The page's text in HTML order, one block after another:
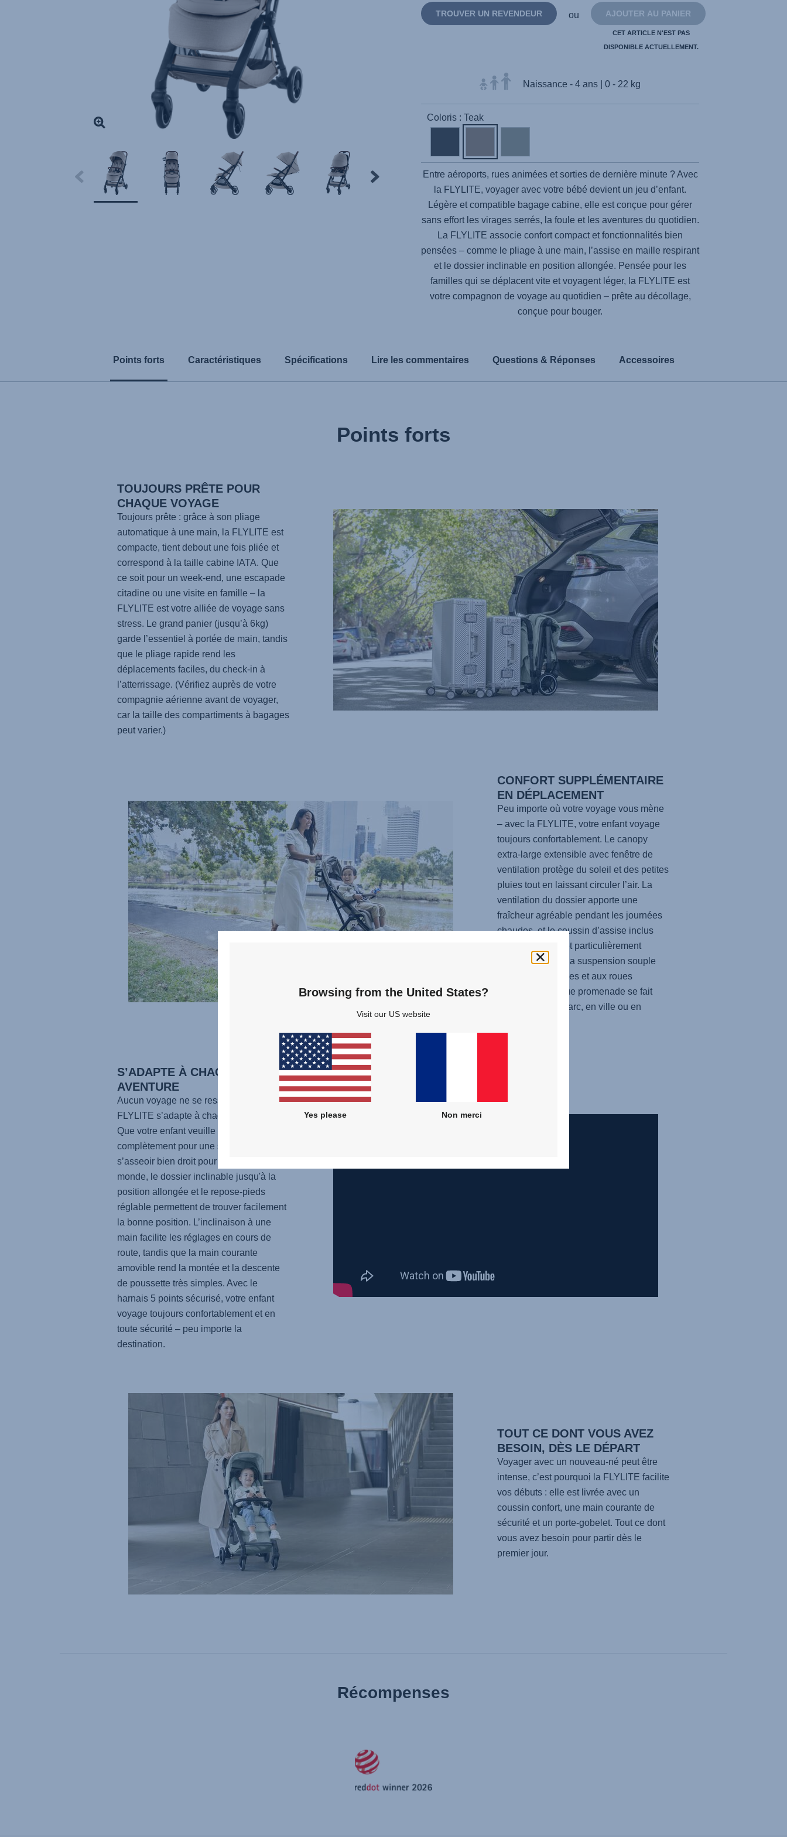
page.
AJOUTER AU PANIER
CET ARTICLE N'EST PAS
DISPONIBLE ACTUELLEMENT.
ou
TROUVER UN REVENDEUR
Naissance - 4 ans | 0 - 22 kg
Coloris : Teak
Entre aéroports, rues animées et sorties de dernière minute ? Avec
la FLYLITE, voyager avec votre bébé devient un jeu d’enfant.
Légère et compatible bagage cabine, elle est conçue pour gérer
sans effort les virages serrés, la foule et les aventures du quotidien.
La FLYLITEassocie confort compact et fonctionnalités bien
pensées – comme le pliage à une main, l’assise en maille respirant
et le dossier inclinable en position allongée. Pensée pour les
familles qui se déplacent vite et voyagent léger, la FLYLITEest
votre compagnon de voyage au quotidien – prête au décollage,
conçue pour bouger.
Points forts Caractéristiques Spécifications Lire les commentaires Questions & Réponses Accessoires
Points forts
TOUJOURS PRÊTE POUR
CHAQUE VOYAGE
Toujours prête : grâce à son pliage
automatique à une main, la FLYLITE est
compacte, tient debout une fois pliée et
correspond à la taille cabine IATA. Que
ce soit pour un week-end, une escapade
citadine ou une visite en famille – la
FLYLITE est votre alliée de voyage sans
stress. Le grand panier (jusqu’à 6kg)
garde l’essentiel à portée de main, tandis
que le pliage rapide rend les
déplacements faciles, du check-in à
l’atterrissage. (Vérifiez auprès de votre
compagnie aérienne avant de voyager,
car la taille des compartiments à bagages
peut varier.)
CONFORT SUPPLÉMENTAIRE
EN DÉPLACEMENT
Peu importe où votre voyage vous mène
– avec la FLYLITE, votre enfant voyage
toujours confortablement. Le canopy
extra-large extensible avec fenêtre de
ventilation protège du soleil et des petites
pluies tout en laissant circuler l’air. La
ventilation du dossier apporte une
fraîcheur agréable pendant les journées
chaudes, et le coussin d’assise inclus
rend chaque trajet particulièrement
douillet. Grâce à la suspension souple
sur les quatre roues et aux roues
pivotantes, chaque promenade se fait
sans effort – au parc, en ville ou en
S’ADAPTE À CHAQUE
AVENTURE
Aucun voyage ne se ressemble – et la
FLYLITE s’adapte à chaque moment.
Que votre enfant veuille s’allonger
complètement pour une sieste ou
s’asseoir bien droit pour explorer le
monde, le dossier inclinable jusqu'à la
position allongée et le repose-pieds
réglable permettent de trouver facilement
la bonne position. L’inclinaison à une
main facilite les réglages en cours de
route, tandis que la main courante
amovible rend la montée et la descente
de poussette très simples. Avec le
harnais 5 points sécurisé, votre enfant
voyage toujours confortablement et en
toute sécurité – peu importe la
destination.
TOUT CE DONT VOUS AVEZ
BESOIN, DÈS LE DÉPART
Voyager avec un nouveau-né peut être
intense, c’est pourquoi la FLYLITEfacilite
vos débuts : elle est livrée avec un
coussin confort, une main courante de
sécurité et un porte-gobelet. Tout ce dont
vous avez besoin pour partir dès le
premier jour.
Récompenses
Browsing from the United States?
Visit our US website
Yes please Non merci